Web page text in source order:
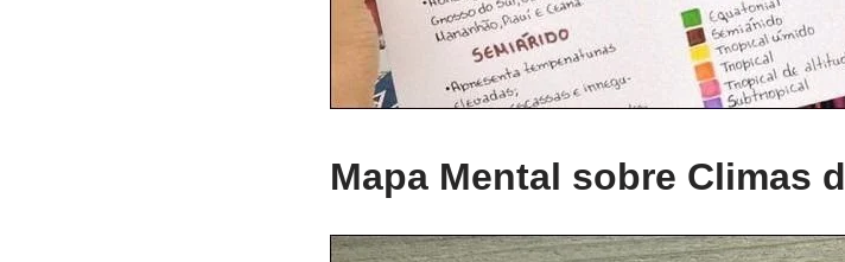
Mapa Mental sobre Climas